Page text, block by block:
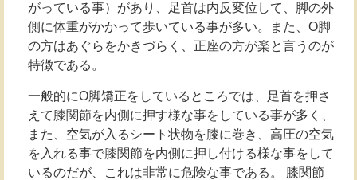
がっている事）があり、足首は内反変位して、脚の外
側に体重がかかって歩いている事が多い。また、O脚
の方はあぐらをかきづらく、正座の方が楽と言うのが
特徴である。
一般的にO脚矯正をしているところでは、足首を押さ
えて膝関節を内側に押す様な事をしている事が多く、
また、空気が入るシート状物を膝に巻き、高圧の空気
を入れる事で膝関節を内側に押し付ける様な事をして
いるのだが、これは非常に危険な事である。 膝関節